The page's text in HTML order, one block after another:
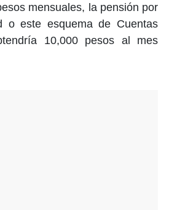
mensuales, la pensión por
o este esquema de Cuentas
10,000 pesos al mes